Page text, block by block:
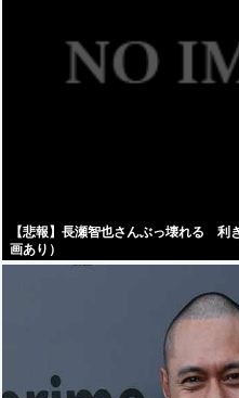
【悲報】長瀬智也さんぶっ壊れる 利
画あり）